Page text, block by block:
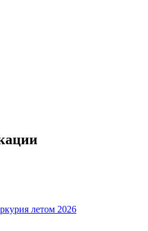
летом 2026